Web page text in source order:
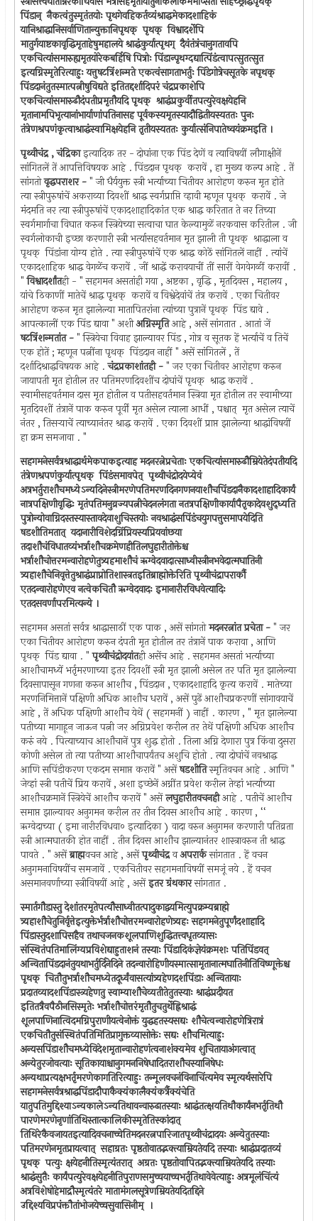
पिंडान् ‍ नैकत्वंतुस्मृतंतयोः पृथगेवहिकर्तव्यंश्राद्धमेकादशाहिकं
यानिश्राद्धानिसर्वाणितान्युक्तानिपृथक् ‍ पृथक् ‍ विश्वादर्शेपि
मातुर्गयाष्टकावृद्धिमृताहेषुमहालये श्राद्धंकुर्यात्पृथग् ‍ दैवंतंत्रंचानुगतावपि
एकचित्यांसमारुह्यमृतयोरेकबर्हिषि पित्रोः पिंडान्पृथग्दद्यात्पिंडंत्वापत्सुतत्सुत
इत्यग्निस्मृतेरित्याहुः यत्तुषटत्रिंशन्मते एकत्वंसागताभर्तुः पिंडेगोत्रेचसूतके नपृथक् ‍
पिंडदानंतुतस्मात्पत्नीषुविद्यते इतितद्दर्शादिपरं चंद्रप्रकाशेपि
एकचित्यांसमारुढौदंपतीप्रमृतौयदि पृथक् ‍ श्राद्धंप्रकुर्वीतपत्युरेवक्षयेहनि
मृतानामपिभृत्यानांभार्याणांपतिनासह पूर्वकस्यमृतस्यादौद्वितीयस्यततः पुनः
तंत्रेणश्रपणंकृत्वाश्राद्धंस्वामिक्षयेहनि तृतीयस्यततः कुर्यात्संनिपातेष्वयंक्रमइति ।
पृथ्वीचंद्र , चंद्रिकाइत्यादिक तर - दोघांना एक पिंड देणें व त्याविषयीं लौगाक्षीनें
सांगितलें तें आपत्तिविषयक आहे . पिंडदान पृथक् ‍ करावें , हा मुख्य कल्प आहे . तें
सांगतोवृद्धपराशर -" जी धैर्ययुक्त स्त्री भर्त्याच्या चितीवर आरोहण करुन मृत होते
त्या स्त्रीपुरुषांचें अकराव्या दिवशीं श्राद्ध स्वर्गप्राप्ति व्हावी म्हणून पृथक् ‍ करावें . जे
मंदमति नर त्या स्त्रीपुरुषांचें एकादशाहादिकांत एक श्राद्ध करितात ते नर तिच्या
स्वर्गमार्गाचा विघात करुन स्त्रियेच्या सत्वाचा घात केल्यामुळें नरकवास करितील . जी
स्वर्गलोकाची इच्छा करणारी स्त्री भर्त्यासहवर्तमान मृत झाली ती पृथक् ‍ श्राद्धाला व
पृथक् ‍ पिंडांना योग्य होते . त्या स्त्रीपुरुषांचें एक श्राद्ध कोठें सांगितलें नाहीं . त्यांचें
एकादशाहिक श्राद्ध वेगळेंच करावें . जीं श्राद्धें करावयाचीं तीं सारीं वेगवेगळीं करावीं .
"विश्वादर्शांतही - " सहगमन असतांही गया , अष्टका , वृद्धि , मृतदिवस , महालय ,
यांचे ठिकाणीं मातेचें श्राद्ध पृथक् ‍ करावें व विश्वेदेवांचें तंत्र करावें . एका चितीवर
आरोहण करुन मृत झालेल्या मातापितरांना त्यांच्या पुत्रानें पृथक् ‍ पिंड द्यावे .
आपत्कालीं एक पिंड द्यावा " अशीअग्निस्मृतिआहे , असें सांगतात . आतां जें
षटत्रिंशन्मतांत -" स्त्रियेचा विवाह झाल्यावर पिंड , गोत्र व सूतक हें भर्त्याचें व तिचें
एक होतें ; म्हणून पत्नींना पृथक् ‍ पिंडदान नाहीं " असें सांगितलें , तें
दर्शादिश्राद्धविषयक आहे .चंद्रप्रकाशांतही -" जर एका चितीवर आरोहण करुन
जायापती मृत होतील तर पतिमरणदिवशींच दोघांचें पृथक् ‍ श्राद्ध करावें .
स्वामीसहवर्तमान दास मृत होतील व पतीसहवर्तमान स्त्रिया मृत होतील तर स्वामीच्या
मृतदिवशीं तंत्रानें पाक करुन पूर्वीं मृत असेल त्याला आधीं , पश्चात् ‍ मृत असेल त्याचें
नंतर , तिसर्‍याचें त्याच्यानंतर श्राद्ध करावें . एका दिवशीं प्राप्त झालेल्या श्राद्धांविषयीं
हा क्रम समजावा . "
सहगमनेसर्वत्रश्राद्धार्थमेकपाकइत्याह मदनरत्नेप्रचेताः एकचित्यांसमारुढौम्रियेतेदंपतीयदि
तंत्रेणश्रपणंकुर्यात्पृथक् ‍ पिंडंसमावपेत् ‍ पृथ्वीचंद्रोदयेप्येवं
अत्रभर्तुराशौचमध्येऽन्यदिनेस्त्रीमरणेपतिमरणदिनगणनयाशौचपिंडदानैकादशाहादिकार्यं
नात्रपक्षिणीवृद्धिः मृतंपतिमनुव्रज्यपत्नीचेदनलंगता नतत्रपक्षिणीकार्यापैतृकादेवशुद्ध्यति
पुत्रोन्योवाग्निदस्तस्यास्तावदेवाशुचिस्तयोः नवश्राद्धंसपिंडंचयुगपत्तुसमापयेदिति
षडशीतिमतात् ‍ यदानारीविशेदग्निंप्रियस्यप्रियवांछया
तदाशौचंविधातव्यंभर्त्राशौचक्रमेणहीतिलघुहारीतोक्तेश्च
भर्त्राशौचोत्तरमन्वारोहणेतुत्र्यहमाशौचं ऋग्वेदवादात्साध्वीस्त्रीनभवेदात्मघातिनी
त्र्यहाशौचेनिवृत्तेतुश्राद्धंप्राप्नोतिशास्त्रतइतिब्राह्मोक्तेरिति पृथ्वीचंद्रापरार्कौ
एतदन्वारोहणेएव नत्वेकचितौ ऋग्वेदवादः इमानारीरविधवेत्यादिः
एतदसवर्णापरमित्यन्ये ।
सहगमन असतां सर्वत्र श्राद्धासाठीं एक पाक , असें सांगतोमदनरत्नांत प्रचेता -" जर
एका चितीवर आरोहण करुन दंपती मृत होतील तर तंत्रानें पाक करावा , आणि
पृथक् ‍ पिंड द्यावा . "पृथ्वीचंद्रोदयांतही असेंच आहे . सहगमन असतां भर्त्याच्या
आशौचामध्यें भर्तृमरणाच्या इतर दिवशीं स्त्री मृत झाली असेल तर पति मृत झालेल्या
दिवसापासून गणना करुन आशौच , पिंडदान , एकादशाहादि कृत्य करावें . मातेच्या
मरणनिमित्तानें पक्षिणी अधिक आशौच धरावें , असें पुढें आशौचप्रकरणीं सांगावयाचें
आहे , तें अधिक पक्षिणी आशौच येथें ( सहगमनीं ) नाहीं . कारण , " मृत झालेल्या
पतीच्या मागाहून जाऊन पत्नी जर अग्निप्रवेश करील तर तेथें पक्षिणी अधिक आशौच
करुं नये . पित्याच्याच आशौचानें पुत्र शुद्ध होतो . तिला अग्नि देणारा पुत्र किंवा दुसरा
कोणी असेल तो त्या पतीच्या आशौचापर्यंतच अशुचि होतो . त्या दोघांचें नवश्राद्ध
आणि सपिंडीकरण एकदम समाप्त करावें " असेंषडशीतिस्मृतिवचन आहे . आणि "
जेव्हां स्त्री पतीचें प्रिय करावें , अशा इच्छेनें अग्नींत प्रवेश करील तेव्हां भर्त्याच्या
आशौचक्रमानें स्त्रियेचें आशौच करावें " असेंलघुहारीतवचनहीआहे . पतीचें आशौच
समाप्त झाल्यावर अनुगमन करील तर तीन दिवस आशौच आहे . कारण , ‘‘
ऋग्वेदाच्या ( इमा नारीरविधवा० इत्यादिका ) वादा वरुन अनुगमन करणारी पतिव्रता
स्त्री आत्मघातकी होत नाहीं . तीन दिवस आशौच झाल्यानंतर शास्त्रावरुन ती श्राद्ध
पावते . " असेंब्राह्मवचन आहे , असेंपृथ्वीचंद्रवअपरार्कसांगतात . हें वचन
अनुगमनाविषयींच समजावें . एकचितीवर सहगमनाविषयीं समजूं नये . हें वचन
असमानवर्णाच्या स्त्रीविषयीं आहे , असेंइतर ग्रंथकारसांगतात .
स्मार्तगौडास्तु देशांतरमृतेपत्यौसाध्वीतत्पादुकाद्वयमित्युपक्रम्यब्राह्मे
त्र्यहाशौचेतुनिर्वृत्तेइत्युक्तेर्भर्त्राशौचोत्तरमन्वारोहणेत्र्यहः सहगमनेतुपूर्णंदशाहादि
पिंडास्तुदशापिसहैव तथाचजनकशूलपाणिशुद्धितत्त्वधृतव्यासः
संस्थितंपतिमालिंग्यप्रविशेद्याहुताशनं तस्याः पिंडादिकंज्ञेयंक्रमशः पतिपिंडवत् ‍
अन्वितापिंडदानंतुयथाभर्तुर्दिनेदिने तदन्वारोहिणीयस्मात्सामृतानात्मघातिनीतिविष्णूक्तेश्च
पृथक् ‍ चितौतुभर्त्राशौचमध्येतदूर्ध्वंवासत्यांत्र्यहेणदशपिंडाः अन्वितायाः
प्रदातव्यादशपिंडास्त्र्यहेणतु स्वाम्याशौचेव्यतीतेतुतस्याः श्राद्धंप्रदीयत
इतितत्रैवपैठीनसिस्मृतेः भर्त्राशौचोत्तरंमृतौतुचतुर्थेह्निश्राद्धं
शूलपाणिनात्विदमग्निपुराणीयत्वेनोक्तं युद्धहतस्यसद्यः शौचेत्वन्वारोहणेत्रिरात्रं
एकचितौतुसंस्थितंपतिमितिप्रागुक्तव्यासोक्तेः सद्यः शौचमित्याहुः
अन्यसपिंडाशौचमध्येविदेशमृतान्वारोहणंत्वनाशंक्यमेव शुचितायाअंगत्वात् ‍
अन्येतुरजोवत्याः सूतिकायाश्चानुगमननिषेधादितराशौचस्यानिषेधः
अन्यथाप्रत्यक्षभर्तृमरणेकागतिरित्याहुः तन्मूलवचनंविनाचिंत्यमेव स्मृत्यर्थसारेपि
सहगमनेसर्वत्रश्राद्धपिंडादौपाकैक्यंकालैक्यंकर्त्रैक्यंचेति
यातुपतिमुद्दिश्याऽन्यकालेऽन्यतिथावन्वारुढातस्याः श्राद्धंतत्क्षयतिथौकार्यंनभर्तृतिथौ
पारणेमरणेनृणांतिथिस्तात्कालिकीस्मृतेतिस्कांदात् ‍
तिथिरेकैवजायतइत्यादिवचनाच्चेतिमदनरत्नपारिजातपृथ्वीचंद्रादयः अन्येतुतस्याः
पतिमरणेनमृतप्रायत्वात् ‍ सहाग्रतः पृष्ठतोवातद्भक्त्याम्रियतेयदि तस्याः श्राद्धंप्रदातव्यं
पृथक् ‍ पत्युः क्षयेहनीतिस्मृत्यंतरात् ‍ अग्रतः पृष्ठतोवापितद्भक्त्याम्रियतेयदि तस्याः
श्राद्धंसुतैः कार्यंपत्युरेवक्षयेहनीतिपुराणसमुच्चयाच्चभर्तृतिथावेवेत्याहुः अत्रमूलंचिंत्यं
अत्रविशेषोहेमाद्रौस्मृत्यंतरे मातामंगलसूत्रेणम्रियतेयदितद्दिने
उद्दिश्यविप्रपंक्तौतांभोजयेच्चसुवासिनीम् ‍ ।